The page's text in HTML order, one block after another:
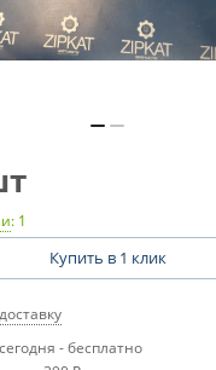
: 1
Купить в 1 клик
- бесплатно